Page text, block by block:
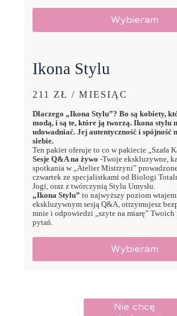
Wybieram
Ikona Stylu
211 ZŁ / MIESIĄC
Dlaczego „Ikona Stylu”? Bo są kobiety,
modą, i są te, które ją tworzą. Ikona stylu
udowadniać. Jej autentyczność i spójność
siebie.
Ten pakiet oferuje to co w pakiecie „Szafa
Sesje Q&A na żywo -Twoje ekskluzywne,
spotkania w „Atelier Mistrzyni”
czwartek ze specjalistkami od Biologi
Jogi, oraz z twórczynią Stylu Umysłu.
„Ikona Stylu” to najwyższy poziom
ekskluzywnym sesją Q&A, otrzymujesz
mnie i odpowiedzi „szyte na miarę” Twoich
pytań.
Wybieram
Nie chcę